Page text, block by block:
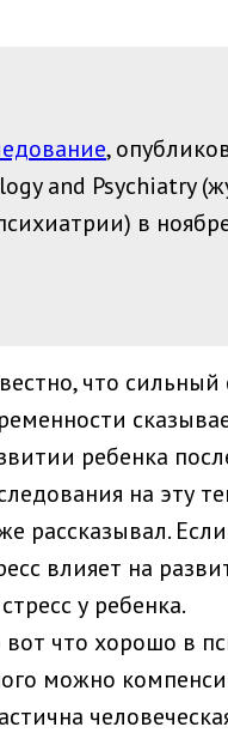
,
and Psychiatry
в
что
ребенка
на эту
рассказывал.
влияет на
у ребенка.
что хорошо в
можно